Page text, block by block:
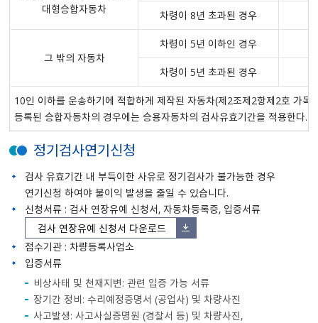
대형승합자동차
차령이 8년 초과된 경우
그 밖의 자동차
차령이 5년 이하인 경우
차령이 5년 초과된 경우
10인 이하를 운송하기에 적합하게 제작된 자동차(제2조제2항제2호 가
등록된 승합자동차의 경우에는 승용자동차의 검사유효기간을 적용한다.
정기검사연기신청
검사 유효기간 내 부득이한 사유로 정기검사가 불가능한 경우
연기신청 하여야 불이익 발생을 줄일 수 있습니다.
신청서류 : 검사 연장유예 신청서, 자동차등록증, 입증서류
검사 연장유예 신청서 다운로드
접수기관 : 차량등록사업소
입증서류
비상사태 및 천재지변: 관련 입증 가능 서류
장기간 정비: 수리예정증명서 (공업사) 및 차량사진
사고발생: 사고사실증명원 (경찰서 등) 및 차량사진,